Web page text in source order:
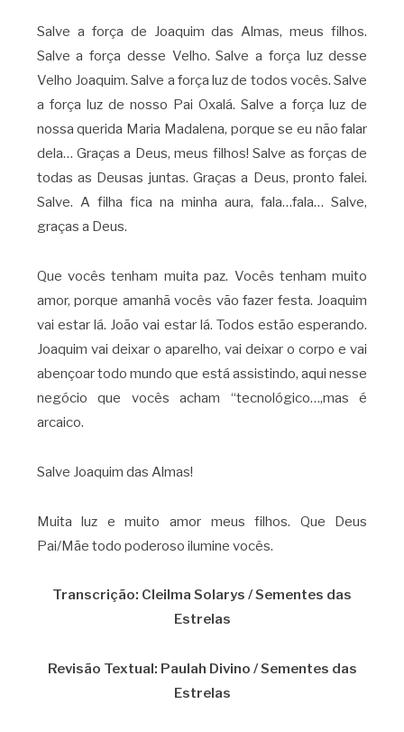
Salve a força de Joaquim das Almas, meus filhos.
Salve a força desse Velho. Salve a força luz desse
Velho Joaquim. Salve a força luz de todos vocês. Salve
a força luz de nosso Pai Oxalá. Salve a força luz de
nossa querida Maria Madalena, porque se eu não falar
dela… Graças a Deus, meus filhos! Salve as forças de
todas as Deusas juntas. Graças a Deus, pronto falei.
Salve. A filha fica na minha aura, fala…fala… Salve,
graças a Deus.
Que vocês tenham muita paz. Vocês tenham muito
amor, porque amanhã vocês vão fazer festa. Joaquim
vai estar lá. João vai estar lá. Todos estão esperando.
Joaquim vai deixar o aparelho, vai deixar o corpo e vai
abençoar todo mundo que está assistindo, aqui nesse
negócio que vocês acham “tecnológico…,mas é
arcaico.
Salve Joaquim das Almas!
Muita luz e muito amor meus filhos. Que Deus
Pai/Mãe todo poderoso ilumine vocês.
Transcrição: Cleilma Solarys / Sementes das
Estrelas
Revisão Textual: Paulah Divino / Sementes das
Estrelas